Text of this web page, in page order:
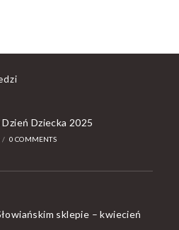
Dzień Dziecka 2025
/ 0 COMMENTS
sklepie – kwiecień